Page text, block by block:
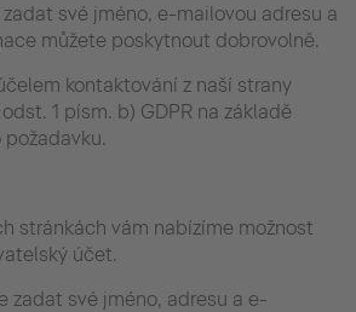
své jméno, e-mailovou adresu a
můžete poskytnout dobrovolně.
kontaktování z naší strany
1 písm. b) GDPR na základě
stránkách vám nabízíme možnost
účet.
zadat své jméno, adresu a e-